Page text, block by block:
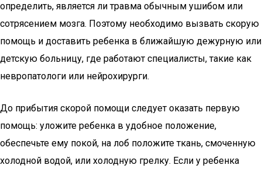
определить, является ли травма обычным ушибом или
сотрясением мозга. Поэтому необходимо вызвать скорую
помощь и доставить ребенка в ближайшую дежурную или
детскую больницу, где работают специалисты, такие как
невропатологи или нейрохирурги.
До прибытия скорой помощи следует оказать первую
помощь: уложите ребенка в удобное положение,
обеспечьте ему покой, на лоб положите ткань, смоченную
холодной водой, или холодную грелку. Если у ребенка